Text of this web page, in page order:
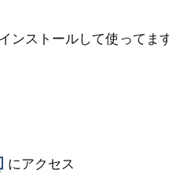
ンストールして使ってま
にアクセス